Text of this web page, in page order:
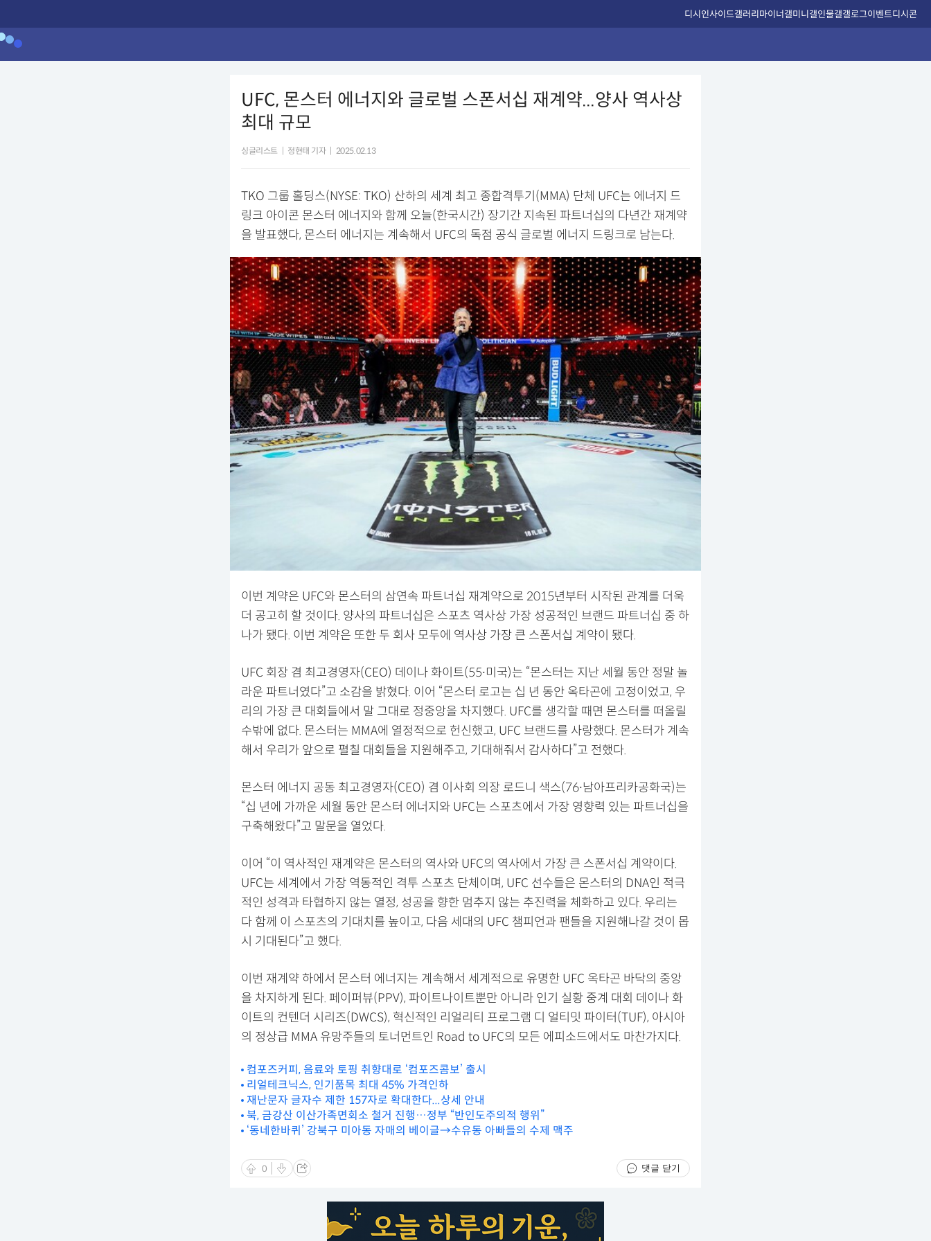
디시인사이드갤러리마이너갤미니갤인물갤갤로그이벤트디시콘
UFC, 몬스터 에너지와 글로벌 스폰서십 재계약...양사 역사상
최대 규모
싱글리스트 정현태 기자 2025.02.13
TKO 그룹 홀딩스(NYSE: TKO) 산하의 세계 최고 종합격투기(MMA) 단체 UFC는 에너지 드
링크 아이콘 몬스터 에너지와 함께 오늘(한국시간) 장기간 지속된 파트너십의 다년간 재계약
을 발표했다, 몬스터 에너지는 계속해서 UFC의 독점 공식 글로벌 에너지 드링크로 남는다.
이번 계약은 UFC와 몬스터의 삼연속 파트너십 재계약으로 2015년부터 시작된 관계를 더욱
더 공고히 할 것이다. 양사의 파트너십은 스포츠 역사상 가장 성공적인 브랜드 파트너십 중 하
나가 됐다. 이번 계약은 또한 두 회사 모두에 역사상 가장 큰 스폰서십 계약이 됐다.
UFC 회장 겸 최고경영자(CEO) 데이나 화이트(55∙미국)는 “몬스터는 지난 세월 동안 정말 놀
라운 파트너였다”고 소감을 밝혔다. 이어 “몬스터 로고는 십 년 동안 옥타곤에 고정이었고, 우
리의 가장 큰 대회들에서 말 그대로 정중앙을 차지했다. UFC를 생각할 때면 몬스터를 떠올릴
수밖에 없다. 몬스터는 MMA에 열정적으로 헌신했고, UFC 브랜드를 사랑했다. 몬스터가 계속
해서 우리가 앞으로 펼칠 대회들을 지원해주고, 기대해줘서 감사하다”고 전했다.
몬스터 에너지 공동 최고경영자(CEO) 겸 이사회 의장 로드니 색스(76∙남아프리카공화국)는
“십 년에 가까운 세월 동안 몬스터 에너지와 UFC는 스포츠에서 가장 영향력 있는 파트너십을
구축해왔다”고 말문을 열었다.
이어 “이 역사적인 재계약은 몬스터의 역사와 UFC의 역사에서 가장 큰 스폰서십 계약이다.
UFC는 세계에서 가장 역동적인 격투 스포츠 단체이며, UFC 선수들은 몬스터의 DNA인 적극
적인 성격과 타협하지 않는 열정, 성공을 향한 멈추지 않는 추진력을 체화하고 있다. 우리는
다 함께 이 스포츠의 기대치를 높이고, 다음 세대의 UFC 챔피언과 팬들을 지원해나갈 것이 몹
시 기대된다”고 했다.
이번 재계약 하에서 몬스터 에너지는 계속해서 세계적으로 유명한 UFC 옥타곤 바닥의 중앙
을 차지하게 된다. 페이퍼뷰(PPV), 파이트나이트뿐만 아니라 인기 실황 중계 대회 데이나 화
이트의 컨텐더 시리즈(DWCS), 혁신적인 리얼리티 프로그램 디 얼티밋 파이터(TUF), 아시아
의 정상급 MMA 유망주들의 토너먼트인 Road to UFC의 모든 에피소드에서도 마찬가지다.
컴포즈커피, 음료와 토핑 취향대로 ‘컴포즈콤보’ 출시
리얼테크닉스, 인기품목 최대 45% 가격인하
재난문자 글자수 제한 157자로 확대한다...상세 안내
북, 금강산 이산가족면회소 철거 진행…정부 “반인도주의적 행위”
‘동네한바퀴’ 강북구 미아동 자매의 베이글→수유동 아빠들의 수제 맥주
0 댓글 닫기